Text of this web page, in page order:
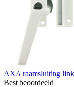
AXA raamsluiting
Best beoordeeld